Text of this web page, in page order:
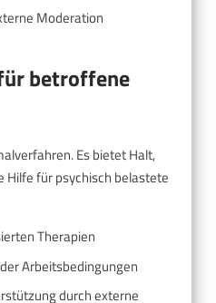
Moderation
betroffene
Es bietet Halt,
Hilfe für psychisch belastete
Therapien
Arbeitsbedingungen
durch externe